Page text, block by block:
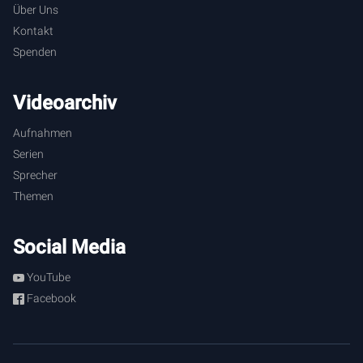
Vertraue und glaube, es hilft, es heilt die göttliche Kraft!
Über Uns
Kontakt
Spenden
Videoarchiv
Aufnahmen
Serien
Sprecher
Themen
Social Media
YouTube
Facebook